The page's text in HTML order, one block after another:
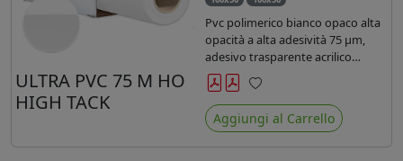
ULTRA PVC 75 M HO
HIGH TACK
Pvc polimerico bianco opaco alta
opacità a alta adesività 75 µm,
adesivo trasparente acrilico
hotmelt permanente, durata 5-7
anni liner 140gr PE su entrambi
lati. Dotato di certificato ignifugo
Bs1d0.
Preferiti
Aggiungi al Carrello